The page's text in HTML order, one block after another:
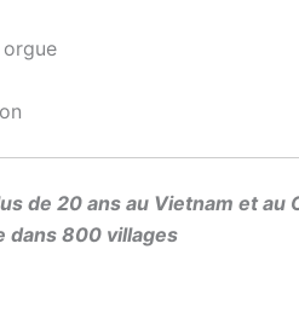
orgue
de 20 ans au Vietnam et
dans 800 villages